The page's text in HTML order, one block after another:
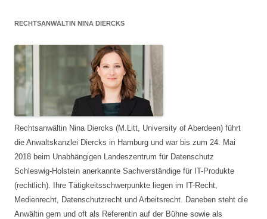
RECHTSANWÄLTIN NINA DIERCKS
Rechtsanwältin Nina Diercks (M.Litt, University of Aberdeen) führt
die Anwaltskanzlei Diercks in Hamburg und war bis zum 24. Mai
2018 beim Unabhängigen Landeszentrum für Datenschutz
Schleswig-Holstein anerkannte Sachverständige für IT-Produkte
(rechtlich). Ihre Tätigkeitsschwerpunkte liegen im IT-Recht,
Medienrecht, Datenschutzrecht und Arbeitsrecht. Daneben steht die
Anwältin gern und oft als Referentin auf der Bühne sowie als